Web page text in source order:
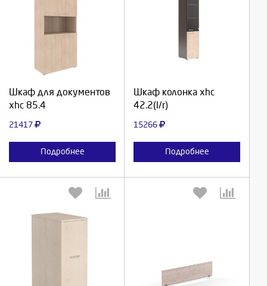
Шкаф для документов
xhc 85.4
21417
Подробнее
Шкаф колонка xhc
42.2(l/r)
15266
Подробнее
Выберите количество:
Выберите количество: